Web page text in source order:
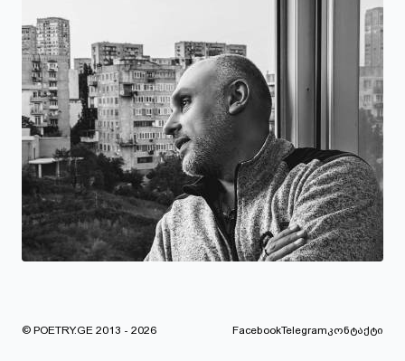
© POETRY.GE 2013 - 2026 FacebookTelegramკონტაქტი